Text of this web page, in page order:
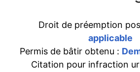
Droit de préemption
applicable
Permis de bâtir obtenu :
Citation pour infraction